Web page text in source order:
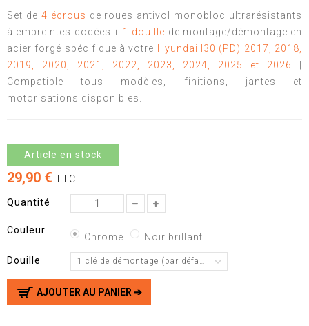
Set de 4 écrous de roues antivol monobloc ultrarésistants
à empreintes codées + 1 douille de montage/démontage en
acier forgé spécifique à votre Hyundai I30 (PD) 2017, 2018,
2019, 2020, 2021, 2022, 2023, 2024, 2025 et 2026
Compatible tous modèles, finitions, jantes et
motorisations disponibles.
Article en stock
29,90 € TTC
Quantité
Couleur
Chrome Noir brillant
Douille 1 clé de démontage (par défaut)
AJOUTER AU PANIER ➔